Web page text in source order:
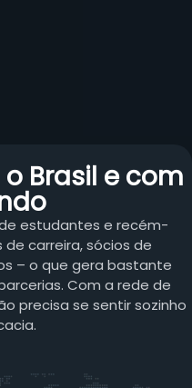
Brasil e com
estudantes e recém-
carreira, sócios de
– o que gera bastante
Com a rede de
precisa se sentir sozinho